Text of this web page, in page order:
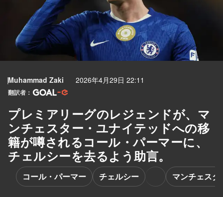
Muhammad Zaki 2026年4月29日 22:11
翻訳者：
プレミアリーグのレジェンドが、マ
ンチェスター・ユナイテッドへの移
籍が噂されるコール・パーマーに、
チェルシーを去るよう助言。
コール・パーマー チェルシー マンチェス